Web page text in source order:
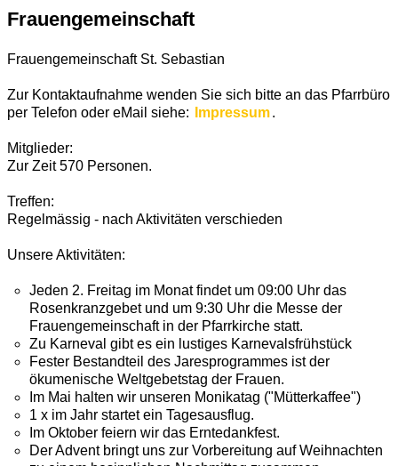
Frauengemeinschaft
Frauengemeinschaft St. Sebastian
Zur Kontaktaufnahme wenden Sie sich bitte an das Pfarrbüro
per Telefon oder eMail siehe:
Impressum.
Mitglieder:
Zur Zeit 570 Personen.
Treffen:
Regelmässig - nach Aktivitäten verschieden
Unsere Aktivitäten:
Jeden 2. Freitag im Monat findet um 09:00 Uhr das
Rosenkranzgebet und um 9:30 Uhr die Messe der
Frauengemeinschaft in der Pfarrkirche statt.
Zu Karneval gibt es ein lustiges Karnevalsfrühstück
Fester Bestandteil des Jaresprogrammes ist der
ökumenische Weltgebetstag der Frauen.
Im Mai halten wir unseren Monikatag ("Mütterkaffee")
1 x im Jahr startet ein Tagesausflug.
Im Oktober feiern wir das Erntedankfest.
Der Advent bringt uns zur Vorbereitung auf Weihnachten